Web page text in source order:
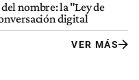
nombre: la "Ley de
digital
VER MÁS